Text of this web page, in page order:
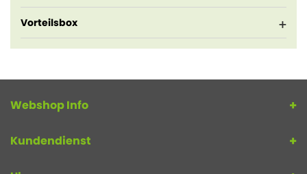
Vorteilsbox
Webshop Info
Kundendienst